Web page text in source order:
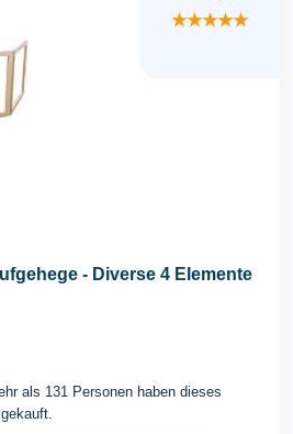
★★★★★
- Diverse 4 Elemente
als 131 Personen haben dieses